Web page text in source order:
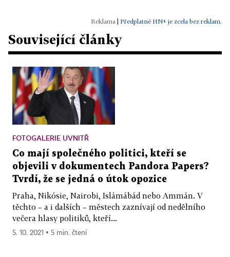
Předplatné HN+ je zcela bez reklam.
Související články
FOTOGALERIE UVNITŘ
Co mají společného politici, kteří se
objevili v dokumentech Pandora Papers?
Tvrdí, že se jedná o útok opozice
Praha, Nikósie, Nairobi, Islámábád nebo Ammán. V
těchto – a i dalších – městech zaznívají od nedělního
večera hlasy politiků, kteří...
5. 10. 2021 ▪ 5 min. čtení